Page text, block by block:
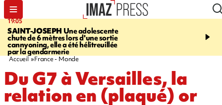
19:05
SAINT-JOSEPH Une adolescente
chute de 6 mètres lors d'une sortie
cannyoning, elle a été hélitreuillée
par la gendarmerie
20:44
rouée de coups,
Accueil France - Monde
Du G7 à Versailles, la
relation en (plaqué) or